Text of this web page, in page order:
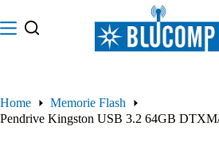
al
contenuto
Home
Memorie Flash
Pendrive Kingston USB 3.2 64GB